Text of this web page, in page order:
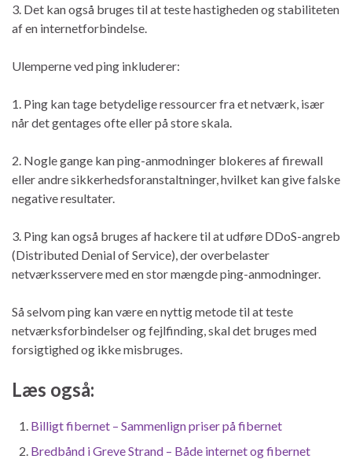
3. Det kan også bruges til at teste hastigheden og stabiliteten
af en internetforbindelse.
Ulemperne ved ping inkluderer:
1. Ping kan tage betydelige ressourcer fra et netværk, især
når det gentages ofte eller på store skala.
2. Nogle gange kan ping-anmodninger blokeres af firewall
eller andre sikkerhedsforanstaltninger, hvilket kan give falske
negative resultater.
3. Ping kan også bruges af hackere til at udføre DDoS-angreb
(Distributed Denial of Service), der overbelaster
netværksservere med en stor mængde ping-anmodninger.
Så selvom ping kan være en nyttig metode til at teste
netværksforbindelser og fejlfinding, skal det bruges med
forsigtighed og ikke misbruges.
Læs også:
Billigt fibernet – Sammenlign priser på fibernet
Bredbånd i Greve Strand – Både internet og fibernet